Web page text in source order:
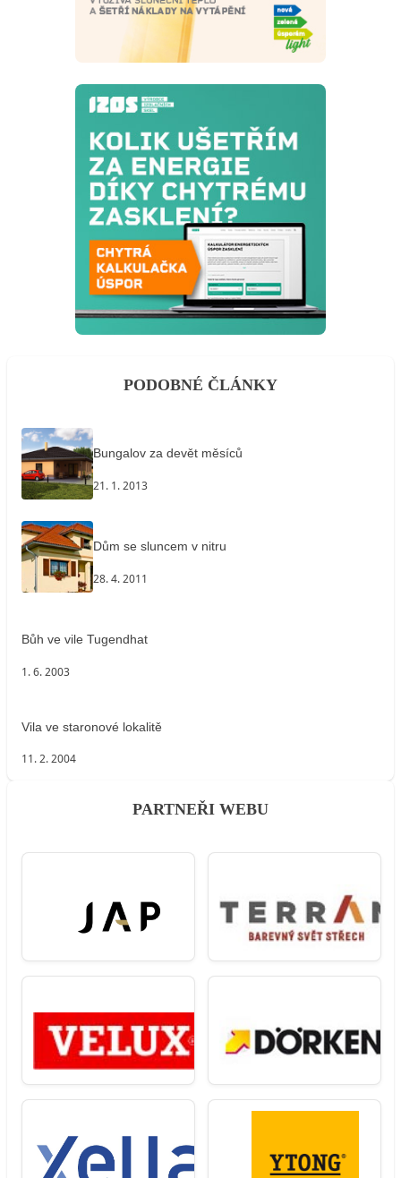
PODOBNÉ ČLÁNKY
Bungalov za devět měsíců
21. 1. 2013
Dům se sluncem v nitru
28. 4. 2011
Bůh ve vile Tugendhat
1. 6. 2003
Vila ve staronové lokalitě
11. 2. 2004
PARTNEŘI WEBU